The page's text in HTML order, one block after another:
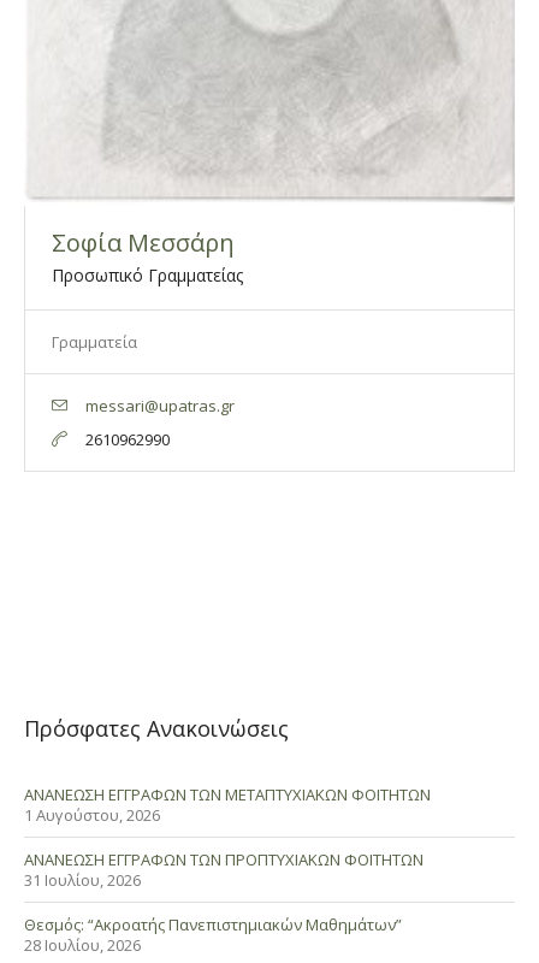
Σοφία Μεσσάρη
Προσωπικό Γραμματείας
Γραμματεία
messari@upatras.gr
2610962990
Πρόσφατες Ανακοινώσεις
ΑΝΑΝΕΩΣΗ ΕΓΓΡΑΦΩΝ ΤΩΝ ΜΕΤΑΠΤΥΧΙΑΚΩΝ ΦΟΙΤΗΤΩΝ
1 Αυγούστου, 2026
ΑΝΑΝΕΩΣΗ ΕΓΓΡΑΦΩΝ ΤΩΝ ΠΡΟΠΤΥΧΙΑΚΩΝ ΦΟΙΤΗΤΩΝ
31 Ιουλίου, 2026
Θεσμός: “Ακροατής Πανεπιστημιακών Μαθημάτων”
28 Ιουλίου, 2026